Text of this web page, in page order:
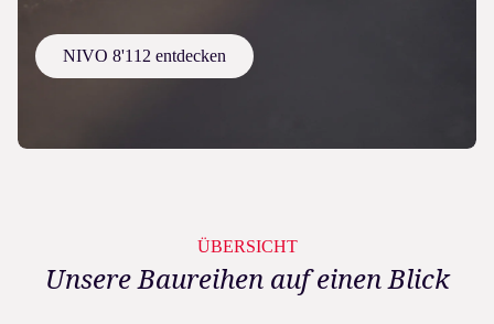
NIVO 8'112 entdecken
ÜBERSICHT
Unsere Baureihen auf einen Blick